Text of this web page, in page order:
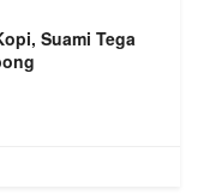
Suami Tega